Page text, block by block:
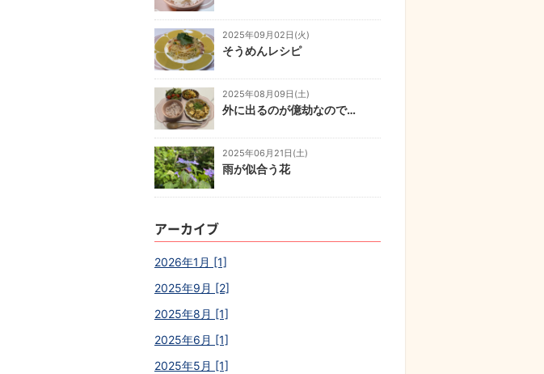
2025年09月02日(火)
そうめんレシピ
2025年08月09日(土)
外に出るのが億劫なので…
2025年06月21日(土)
雨が似合う花
アーカイブ
2026年1月 [1]
2025年9月 [2]
2025年8月 [1]
2025年6月 [1]
2025年5月 [1]